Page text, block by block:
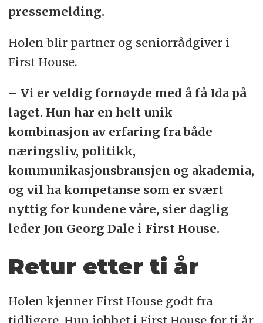
pressemelding.
Holen blir partner og seniorrådgiver i
First House.
– Vi er veldig fornøyde med å få Ida på
laget. Hun har en helt unik
kombinasjon av erfaring fra både
næringsliv, politikk,
kommunikasjonsbransjen og akademia,
og vil ha kompetanse som er svært
nyttig for kundene våre, sier daglig
leder Jon Georg Dale i First House.
Retur etter ti år
Holen kjenner First House godt fra